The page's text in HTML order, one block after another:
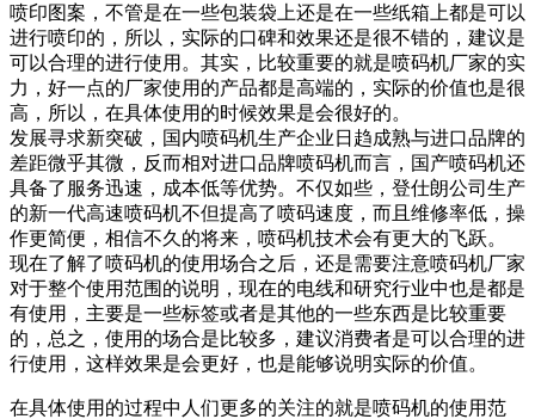
喷印图案，不管是在一些包装袋上还是在一些纸箱上都是可以
进行喷印的，所以，实际的口碑和效果还是很不错的，建议是
可以合理的进行使用。其实，比较重要的就是喷码机厂家的实
力，好一点的厂家使用的产品都是高端的，实际的价值也是很
高，所以，在具体使用的时候效果是会很好的。
发展寻求新突破，国内喷码机生产企业日趋成熟与进口品牌的
差距微乎其微，反而相对进口品牌喷码机而言，国产喷码机还
具备了服务迅速，成本低等优势。不仅如些，登仕朗公司生产
的新一代高速喷码机不但提高了喷码速度，而且维修率低，操
作更简便，相信不久的将来，喷码机技术会有更大的飞跃。
现在了解了喷码机的使用场合之后，还是需要注意喷码机厂家
对于整个使用范围的说明，现在的电线和研究行业中也是都是
有使用，主要是一些标签或者是其他的一些东西是比较重要
的，总之，使用的场合是比较多，建议消费者是可以合理的进
行使用，这样效果是会更好，也是能够说明实际的价值。
在具体使用的过程中人们更多的关注的就是喷码机的使用范